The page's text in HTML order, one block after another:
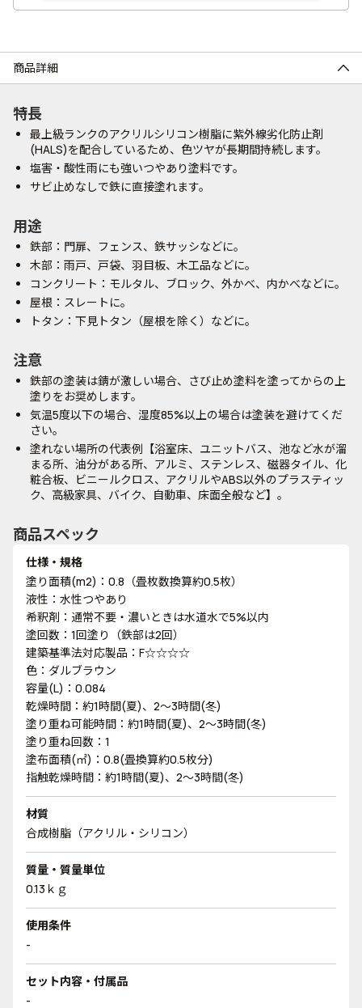
商品詳細
特長
最上級ランクのアクリルシリコン樹脂に紫外線劣化防止剤
(HALS)を配合しているため、色ツヤが長期間持続します。
塩害・酸性雨にも強いつやあり塗料です。
サビ止めなしで鉄に直接塗れます。
用途
鉄部：門扉、フェンス、鉄サッシなどに。
木部：雨戸、戸袋、羽目板、木工品などに。
コンクリート：モルタル、ブロック、外かべ、内かべなどに。
屋根：スレートに。
トタン：下見トタン（屋根を除く）などに。
注意
鉄部の塗装は錆が激しい場合、さび止め塗料を塗ってからの上
塗りをお奨めします。
気温5度以下の場合、湿度85%以上の場合は塗装を避けてくだ
さい。
塗れない場所の代表例【浴室床、ユニットバス、池など水が溜
まる所、油分がある所、アルミ、ステンレス、磁器タイル、化
粧合板、ビニールクロス、アクリルやABS以外のプラスティッ
ク、高級家具、バイク、自動車、床面全般など】。
商品スペック
仕様・規格
塗り面積(m2)：0.8（畳枚数換算約0.5枚）
液性：水性つやあり
希釈剤：通常不要・濃いときは水道水で5%以内
塗回数：1回塗り（鉄部は2回）
建築基準法対応製品：F☆☆☆☆
色：ダルブラウン
容量(L)：0.084
乾燥時間：約1時間(夏)、2～3時間(冬)
塗り重ね可能時間：約1時間(夏)、2～3時間(冬)
塗り重ね回数：1
塗布面積(㎡)：0.8(畳換算約0.5枚分)
指触乾燥時間：約1時間(夏)、2～3時間(冬)
材質
合成樹脂（アクリル・シリコン）
質量・質量単位
0.13ｋｇ
使用条件
-
セット内容・付属品
-